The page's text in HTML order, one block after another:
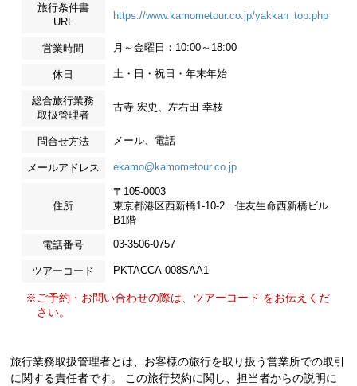
旅行条件書
URL
https://www.kamometour.co.jp/yakkan_top.php
営業時間 月～金曜日：10:00～18:00
休日 土・日・祝日・年末年始
総合旅行業務
取扱管理者
古寺 宏史、左右田 幸枝
問合せ方法 メール、電話
メールアドレス ekamo@kamometour.co.jp
住所
〒105-0003
東京都港区西新橋1-10-2 住友生命西新橋ビル
B1階
電話番号 03-3506-0757
ツアーコード PKTACCA-008SAA1
※ご予約・お問い合わせの際は、ツアーコード をお伝えくだ
さい。
旅行業務取扱管理者とは、お客様の旅行を取り扱う営業所での取引
に関する責任者です。 この旅行契約に関し、担当者からの説明に